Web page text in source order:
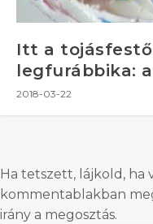
Itt a
legfurábbika:
2018-03-22
Ha tetszett, lájkold, ha
kommentablakban
irány a megosztás.